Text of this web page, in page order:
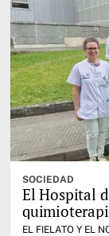
SOCIEDAD
El Hospital
EL FIELATO Y EL